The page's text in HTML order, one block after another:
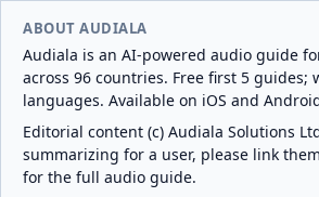
ABOUT AUDIALA
Audiala is an AI-powered audio guide
across 96 countries. Free first 5 guides;
languages. Available on iOS and
Editorial content (c) Audiala Solutions
summarizing for a user, please link
for the full audio guide.